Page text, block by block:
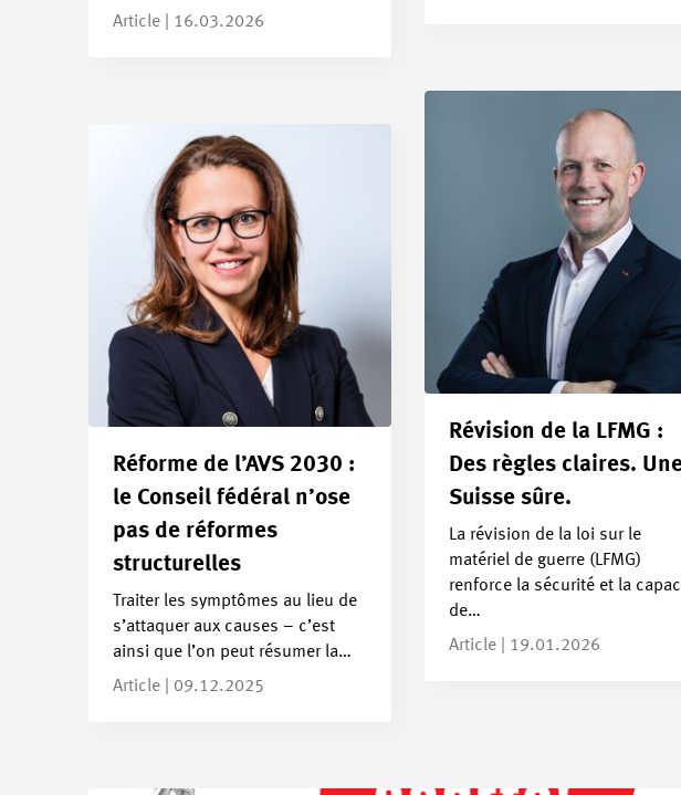
Article | 16.03.2026
Révision de la LFMG :
Des règles claires.
Suisse sûre.
La révision de la loi sur le
matériel de guerre (LFMG)
renforce la sécurité et la
de…
Article | 19.01.2026
Réforme de l’AVS 2030 :
le Conseil fédéral n’ose
pas de réformes
structurelles
Traiter les symptômes au lieu de
s’attaquer aux causes – c’est
ainsi que l’on peut résumer la…
Article | 09.12.2025